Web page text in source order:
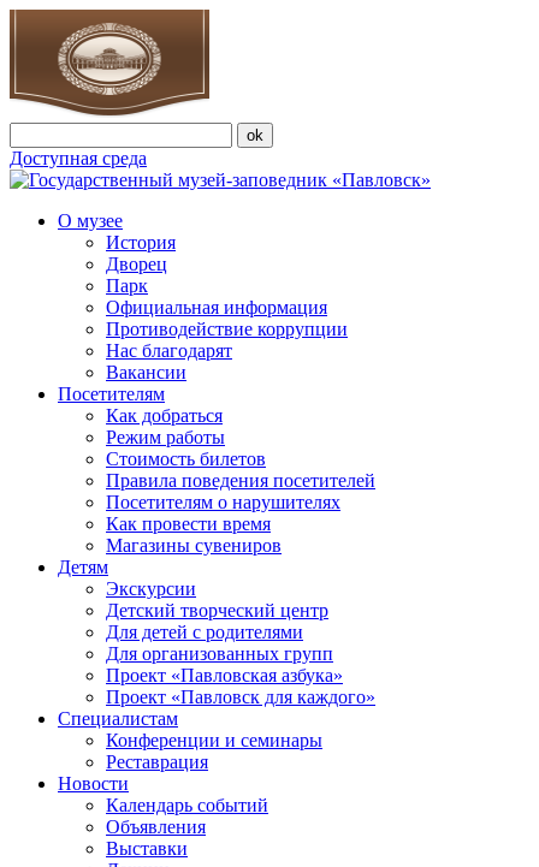
Доступная среда
О музее
История
Дворец
Парк
Официальная информация
Противодействие коррупции
Нас благодарят
Вакансии
Посетителям
Как добраться
Режим работы
Стоимость билетов
Правила поведения посетителей
Посетителям о нарушителях
Как провести время
Магазины сувениров
Детям
Экскурсии
Детский творческий центр
Для детей с родителями
Для организованных групп
Проект «Павловская азбука»
Проект «Павловск для каждого»
Специалистам
Конференции и семинары
Реставрация
Новости
Календарь событий
Объявления
Выставки